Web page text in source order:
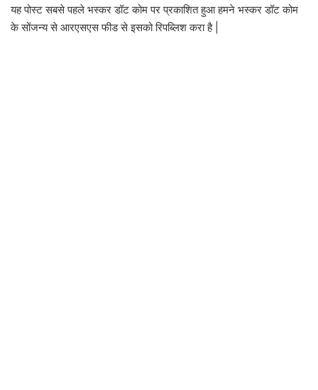
यह पोस्ट सबसे पहले भस्कर डॉट कोम पर प्रकाशित हुआ हमने भस्कर डॉट कोम
के सोंजन्य से आरएसएस फीड से इसको रिपब्लिश करा है |